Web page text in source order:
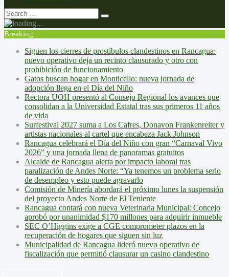
Breaking
Siguen los cierres de prostíbulos clandestinos en Rancagua:
nuevo operativo deja un recinto clausurado y otro con
prohibición de funcionamiento
Gatos buscan hogar en Monticello: nueva jornada de
adopción llega en el Día del Niño
Rectora UOH presentó al Consejo Regional los avances que
consolidan a la Universidad Estatal tras sus primeros 11 años
de vida
Surfestival 2027 suma a Los Cafres, Donavon Frankenreiter y
artistas nacionales al cartel que encabeza Jack Johnson
Rancagua celebrará el Día del Niño con gran “Carnaval Vivo
2026” y una jornada llena de panoramas gratuitos
Alcalde de Rancagua alerta por impacto laboral tras
paralización de Andes Norte: “Ya tenemos un problema serio
de desempleo y esto puede agravarlo
Comisión de Minería abordará el próximo lunes la suspensión
del proyecto Andes Norte de El Teniente
Rancagua contará con nueva Veterinaria Municipal: Concejo
aprobó por unanimidad $170 millones para adquirir inmueble
SEC O’Higgins exige a CGE comprometer plazos en la
recuperación de hogares que siguen sin luz
Municipalidad de Rancagua lideró nuevo operativo de
fiscalización que permitió clausurar un casino clandestino